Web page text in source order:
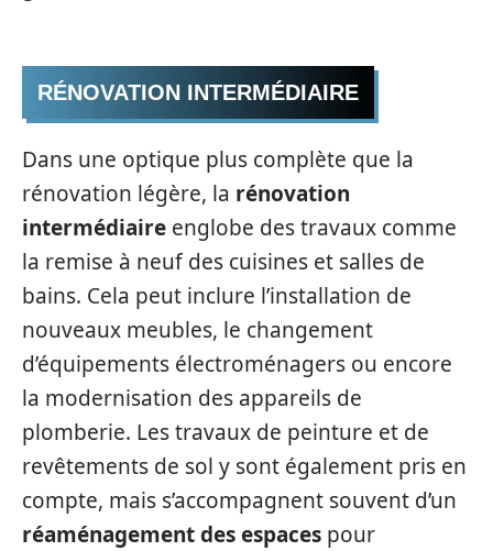
RÉNOVATION INTERMÉDIAIRE
Dans une optique plus complète que la
rénovation légère, la rénovation
intermédiaire englobe des travaux comme
la remise à neuf des cuisines et salles de
bains. Cela peut inclure l’installation de
nouveaux meubles, le changement
d’équipements électroménagers ou encore
la modernisation des appareils de
plomberie. Les travaux de peinture et de
revêtements de sol y sont également pris en
compte, mais s’accompagnent souvent d’un
réaménagement des espaces pour